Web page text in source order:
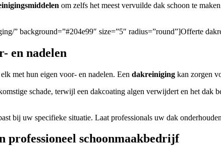
om zelfs het meest vervuilde dak schoon te
” background=”#204e99″ size=”5″ radius=”round”]Offerte
en nadelen
met hun eigen voor- en nadelen. Een dakreiniging kan zorgen
schade, terwijl een dakcoating algen verwijdert en het
bij uw specifieke situatie. Laat professionals uw dak
professioneel schoonmaakbedrijf